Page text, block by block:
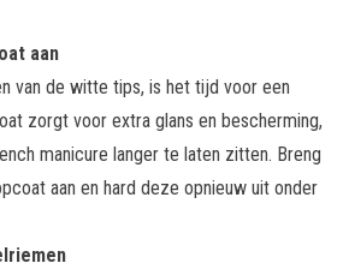
aan
van de witte tips, is het tijd voor een
zorgt voor extra glans en bescherming,
manicure langer te laten zitten. Breng
aan en hard deze opnieuw uit onder